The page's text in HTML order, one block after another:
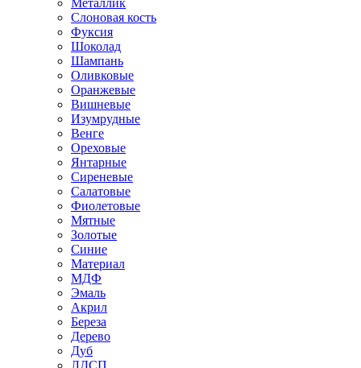
Металлик
Слоновая кость
Фуксия
Шоколад
Шампань
Оливковые
Оранжевые
Вишневые
Изумрудные
Венге
Ореховые
Янтарные
Сиреневые
Салатовые
Фиолетовые
Мятные
Золотые
Синие
Материал
МДФ
Эмаль
Акрил
Береза
Дерево
Дуб
ЛДСП